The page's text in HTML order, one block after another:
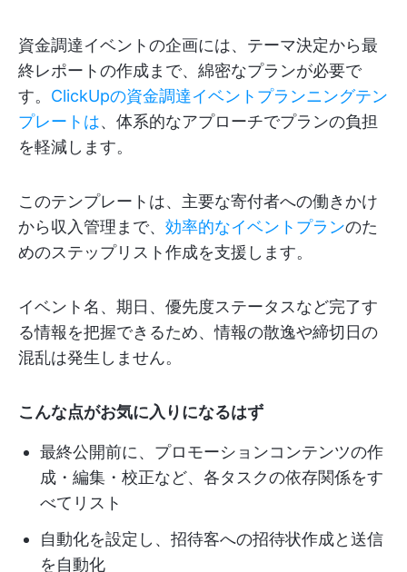
資金調達イベントの企画には、テーマ決定から最
終レポートの作成まで、綿密なプランが必要で
す。 ClickUpの資金調達イベントプランニングテン
プレートは、体系的なアプローチでプランの負担
を軽減します。
このテンプレートは、主要な寄付者への働きかけ
から収入管理まで、 効率的なイベントプランのた
めのステップリスト作成を支援します。
イベント名、期日、優先度ステータスなど完了す
る情報を把握できるため、情報の散逸や締切日の
混乱は発生しません。
こんな点がお気に入りになるはず
最終公開前に、プロモーションコンテンツの作
成・編集・校正など、各タスクの依存関係をす
べてリスト
自動化を設定し、招待客への招待状作成と送信
を自動化